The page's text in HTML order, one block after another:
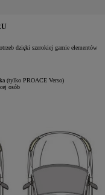
dzięki szerokiej gamie elementów
(tylko PROACE Verso)
osób